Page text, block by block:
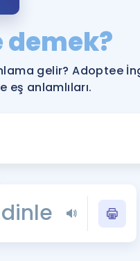
YDS ve YÖKDİL
Rehberlik Aracı
YDS ve YÖKDİL'e
Tüm ÖSYM
YDS - YÖKDİL
İngilizce Gramer
demek?
gelir? Adoptee
eş anlamlıları.